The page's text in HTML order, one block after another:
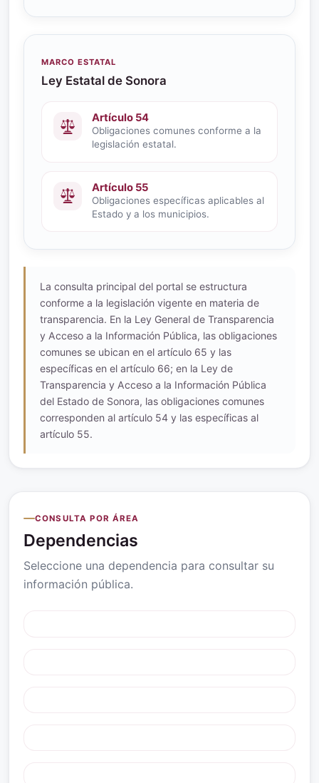
MARCO ESTATAL
Ley Estatal de Sonora
Artículo 54
Obligaciones comunes conforme a la
legislación estatal.
Artículo 55
Obligaciones específicas aplicables al
Estado y a los municipios.
La consulta principal del portal se estructura
conforme a la legislación vigente en materia de
transparencia. En la Ley General de Transparencia
y Acceso a la Información Pública, las obligaciones
comunes se ubican en el artículo 65 y las
específicas en el artículo 66; en la Ley de
Transparencia y Acceso a la Información Pública
del Estado de Sonora, las obligaciones comunes
corresponden al artículo 54 y las específicas al
artículo 55.
CONSULTA POR ÁREA
Dependencias
Seleccione una dependencia para consultar su
información pública.